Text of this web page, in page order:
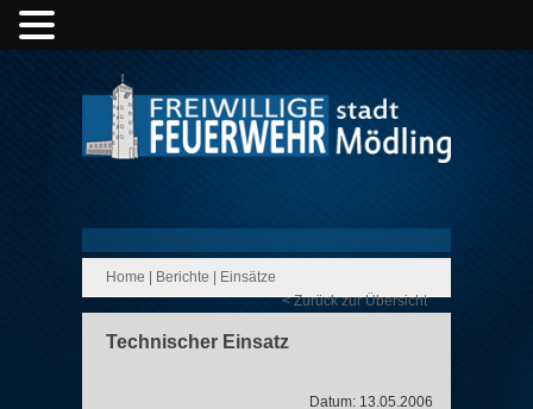
Home Berichte
Einsätze
< Zurück zur Übersicht
Technischer Einsatz
Datum: 13.05.2006